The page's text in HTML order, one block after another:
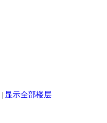
| 显示全部楼层